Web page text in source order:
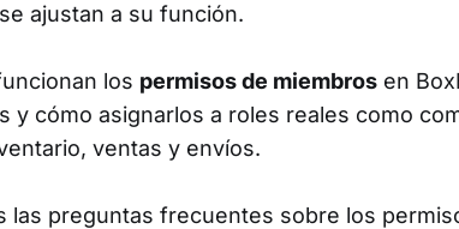
ajustan a su función.
los permisos de miembros en
y cómo asignarlos a roles reales como
ventas y envíos.
las preguntas frecuentes sobre los